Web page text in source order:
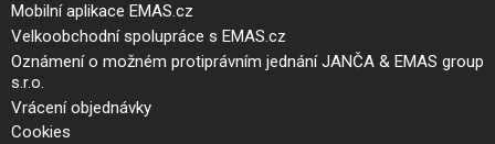
Mobilní aplikace EMAS.cz
Velkoobchodní spolupráce s EMAS.cz
Oznámení o možném protiprávním jednání JANČA & EMAS group
s.r.o.
Vrácení objednávky
Cookies